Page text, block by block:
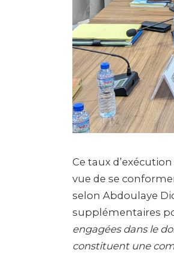
Ce taux
vue de se
selon Abdoulaye
supplémentaires
engagées dans le
constituent une